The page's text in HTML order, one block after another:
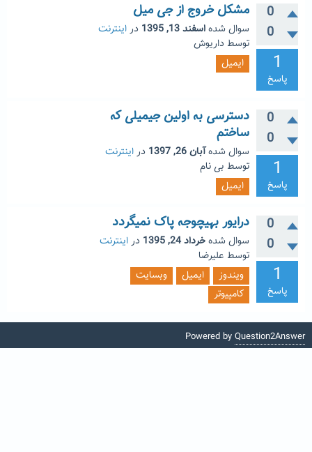
0
0
1
پاسخ
مشکل خروج از جی میل
سوال شدهاسفند 13, 1395 دراینترنت
توسط داریوش
ایمیل
0
0
1
پاسخ
دسترسی به اولین جیمیلی که
ساختم
سوال شدهآبان 26, 1397 دراینترنت
توسط بی نام
ایمیل
0
0
1
پاسخ
درایور بهیچوجه پاک نمیگردد
سوال شدهخرداد 24, 1395 دراینترنت
توسط علیرضا
ویندوز
ایمیل
وبسایت
کامپیوتر
Powered by Question2Answer